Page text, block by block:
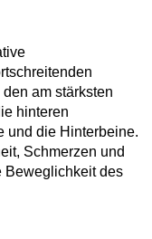
am stärksten
hinteren
und die Hinterbeine.
Schmerzen und
Beweglichkeit des